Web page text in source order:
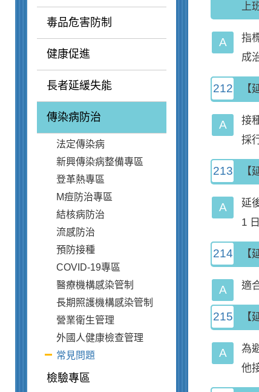
毒品危害防制
健康促進
長者延緩失能
傳染病防治
法定傳染病
新興傳染病整備專區
登革熱專區
M痘防治專區
結核病防治
流感防治
預防接種
COVID-19專區
醫療機構感染管制
長期照護機構感染管制
營業衛生管理
外國人健康檢查管理
常見問題
檢驗專區
上
指
成
212
接
採
213
延
1
214
適
215
為
他